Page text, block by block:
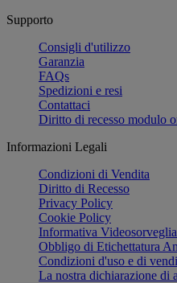
Supporto
Consigli d'utilizzo
Garanzia
FAQs
Spedizioni e resi
Contattaci
Diritto di recesso modulo
Informazioni Legali
Condizioni di Vendita
Diritto di Recesso
Privacy Policy
Cookie Policy
Informativa
Obbligo di Etichettatura
Condizioni d'uso e di
La nostra dichiarazione di